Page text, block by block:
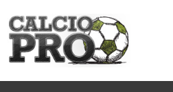
contenuto